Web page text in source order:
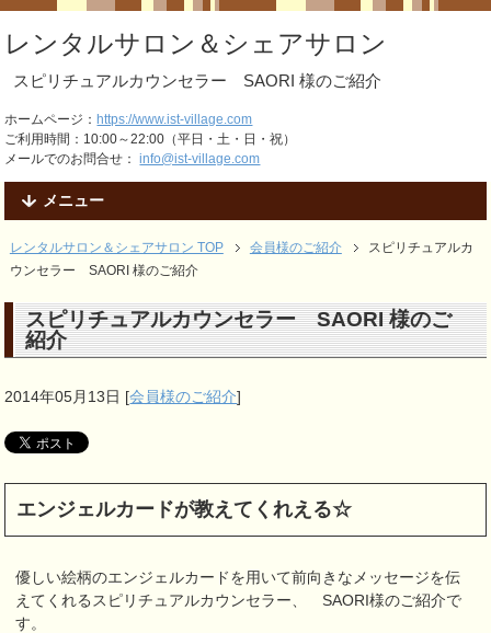
レンタルサロン＆シェアサロン
スピリチュアルカウンセラー SAORI 様のご紹介
ホームページ：https://www.ist-village.com
ご利用時間：10:00～22:00（平日・土・日・祝）
メールでのお問合せ：info@ist-village.com
メニュー
レンタルサロン＆シェアサロン TOP 会員様のご紹介
スピリチュアルカ
ウンセラー SAORI 様のご紹介
スピリチュアルカウンセラー SAORI 様のご
紹介
2014年05月13日 [会員様のご紹介]
エンジェルカードが教えてくれえる☆
優しい絵柄のエンジェルカードを用いて前向きなメッセージを伝
えてくれるスピリチュアルカウンセラー、 SAORI様のご紹介で
す。